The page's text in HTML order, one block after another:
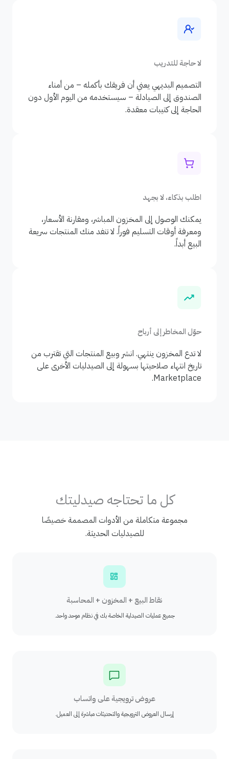
لا حاجة للتدريب
التصميم البديهي يعني أن فريقك بأكمله – من أمناء
الصندوق إلى الصيادلة – سيستخدمه من اليوم الأول دون
الحاجة إلى كتيبات معقدة.
اطلب بذكاء، لا بجهد
يمكنك الوصول إلى المخزون المباشر، ومقارنة الأسعار،
ومعرفة أوقات التسليم فوراً. لا تنفد منك المنتجات سريعة
البيع أبداً.
حوّل المخاطر إلى أرباح
لا تدع المخزون ينتهي. انشر وبيع المنتجات التي تقترب من
تاريخ انتهاء صلاحيتها بسهولة إلى الصيدليات الأخرى على
Marketplace.
كل ما تحتاجه صيدليتك
مجموعة متكاملة من الأدوات المصممة خصيصًا
للصيدليات الحديثة.
نقاط البيع + المخزون + المحاسبة
جميع عمليات الصيدلية الخاصة بك في نظام موحد واحد.
عروض ترويجية على واتساب
إرسال العروض الترويجية والتحديثات مباشرة إلى العميل.